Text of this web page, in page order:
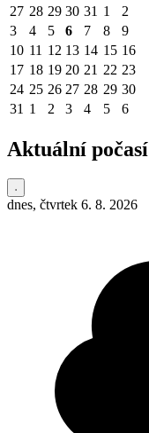
27 28 29 30 31 1
2
3
4 5 6 7 8
9
10 11 12 13 14 15 16
17 18 19 20 21 22 23
24 25 26 27 28 29 30
31 1 2 3 4 5 6
Aktuální počasí
dnes, čtvrtek 6. 8. 2026